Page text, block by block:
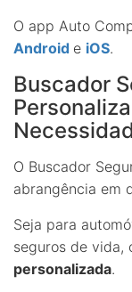
O app Auto
Android e iOS.
Buscador
O Buscador
abrangência em
Seja para
seguros de vida,
personalizada.